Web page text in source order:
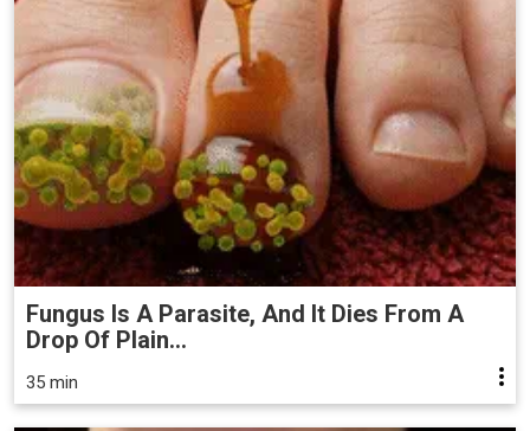
Fungus Is A Parasite, And It Dies From A
Drop Of Plain...
35 min